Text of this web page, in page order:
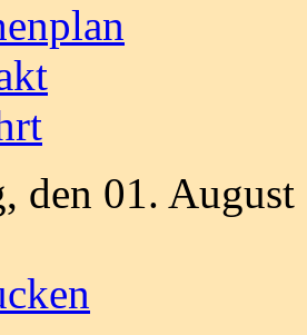
den 01.